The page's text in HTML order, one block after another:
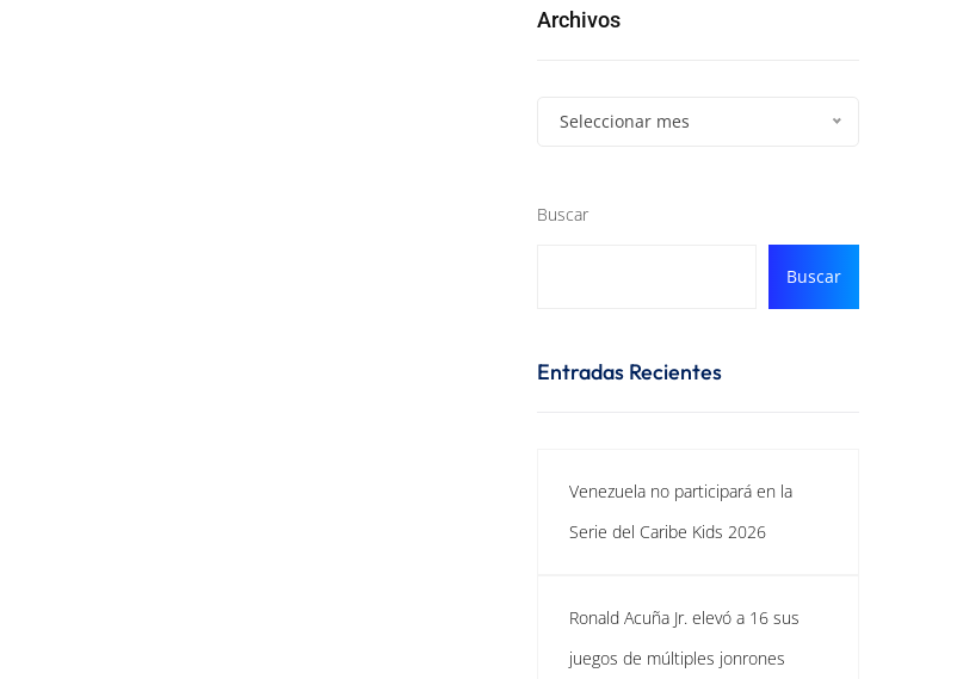
Archivos
Seleccionar mes
Buscar
Buscar
Entradas Recientes
Venezuela no participará en la
Serie del Caribe Kids 2026
Ronald Acuña Jr. elevó a 16 sus
juegos de múltiples jonrones